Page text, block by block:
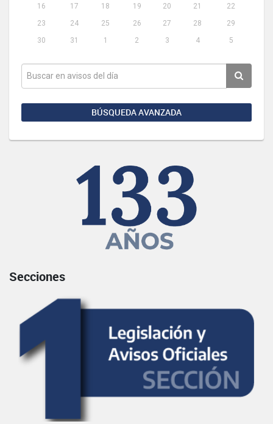
16
17 18 19 20 21
22
23
24 25 26 27 28
29
30
31 1 2 3 4 5
BÚSQUEDA AVANZADA
Secciones